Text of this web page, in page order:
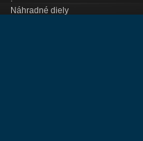
Náhradné diely